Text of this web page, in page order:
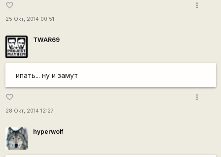
favorite_border
25 Окт, 2014 00:51
more_vert
TWAR69
ипать... ну и замут
favorite_border
28 Окт, 2014 12:27
more_vert
hyperwolf